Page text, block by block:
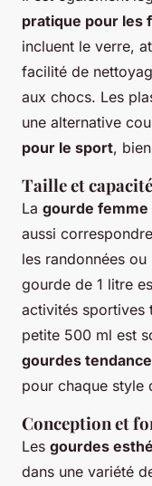
pratique pour les
incluent le verre,
facilité de
aux chocs. Les
une alternative
pour le sport,
Taille et capacité
La gourde femme
aussi
les randonnées
gourde de 1 litre
activités sportives
petite 500 ml est
gourdes
pour chaque style
Conception et
Les gourdes
dans une variété